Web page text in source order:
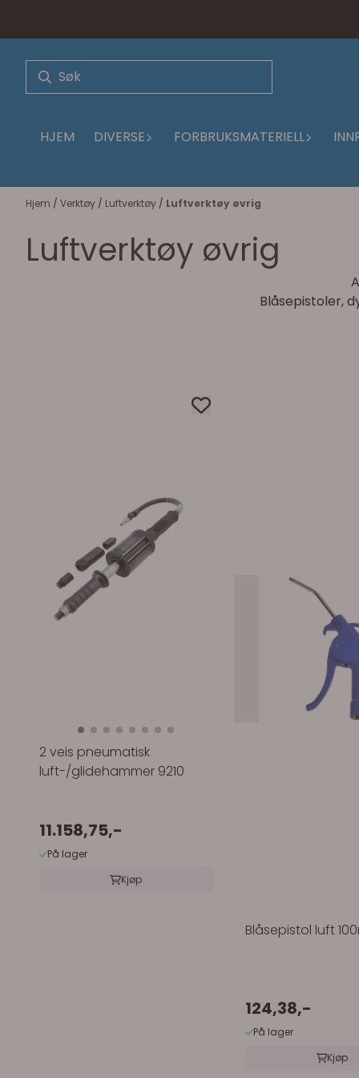
HJEM DIVERSE FORBRUKSMATERIELL
Hjem / Verktøy / Luftverktøy / Luftverktøy øvrig
Luftverktøy øvrig
Blåsepistoler,
2 veis pneumatisk
luft-/glidehammer 9210
11.158,75,-
På lager
Kjøp
Blåsepistol luft
124,38,-
På lager
Kjøp